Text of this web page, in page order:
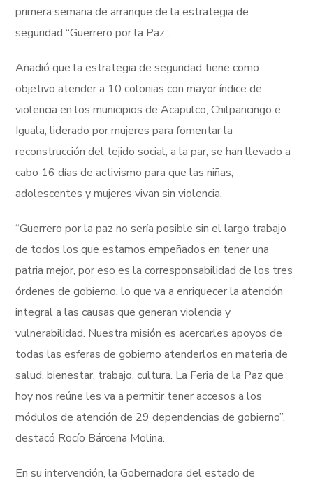
primera semana de arranque de la estrategia de
seguridad “Guerrero por la Paz”.
Añadió que la estrategia de seguridad tiene como
objetivo atender a 10 colonias con mayor índice de
violencia en los municipios de Acapulco, Chilpancingo e
Iguala, liderado por mujeres para fomentar la
reconstrucción del tejido social, a la par, se han llevado a
cabo 16 días de activismo para que las niñas,
adolescentes y mujeres vivan sin violencia.
“Guerrero por la paz no sería posible sin el largo trabajo
de todos los que estamos empeñados en tener una
patria mejor, por eso es la corresponsabilidad de los tres
órdenes de gobierno, lo que va a enriquecer la atención
integral a las causas que generan violencia y
vulnerabilidad. Nuestra misión es acercarles apoyos de
todas las esferas de gobierno atenderlos en materia de
salud, bienestar, trabajo, cultura. La Feria de la Paz que
hoy nos reúne les va a permitir tener accesos a los
módulos de atención de 29 dependencias de gobierno”,
destacó Rocío Bárcena Molina.
En su intervención, la Gobernadora del estado de